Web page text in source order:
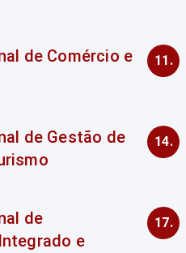
de Comércio e
de Gestão de
de
e